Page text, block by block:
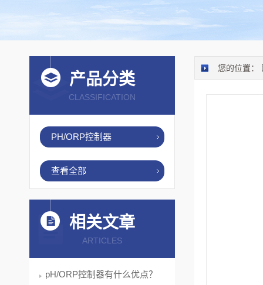
您的位置：
产品分类
CLASSIFICATION
PH/ORP控制器
查看全部
相关文章
ARTICLES
pH/ORP控制器有什么优点？